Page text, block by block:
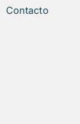
Contacto